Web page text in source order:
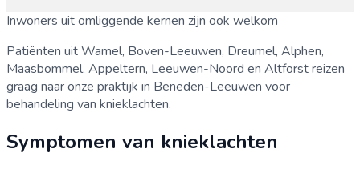
Inwoners uit omliggende kernen zijn ook welkom
Patiënten uitWamel, Boven-Leeuwen, Dreumel, Alphen,
Maasbommel, Appeltern, Leeuwen-Noord en Altforstreizen
graag naar onze praktijk in Beneden-Leeuwen voor
behandeling van knieklachten.
Symptomen van knieklachten